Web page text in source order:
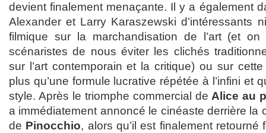
devient finalement menaçante. Il y a également
Alexander et Larry Karaszewski d’intéressants
filmique sur la marchandisation de l’art (et
scénaristes de nous éviter les clichés
sur l’art contemporain et la critique) ou sur
plus qu’une formule lucrative répétée à l’infini et
style. Après le triomphe commercial de Alice au
a immédiatement annoncé le cinéaste derrière la
de Pinocchio, alors qu’il est finalement